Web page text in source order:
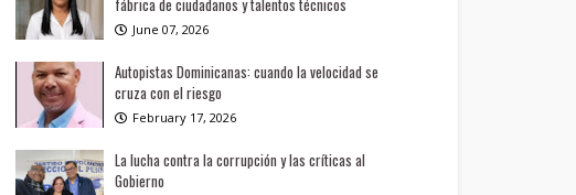
fábrica de ciudadanos y talentos técnicos
June 07, 2026
Autopistas Dominicanas: cuando la velocidad se
cruza con el riesgo
February 17, 2026
La lucha contra la corrupción y las críticas al
Gobierno